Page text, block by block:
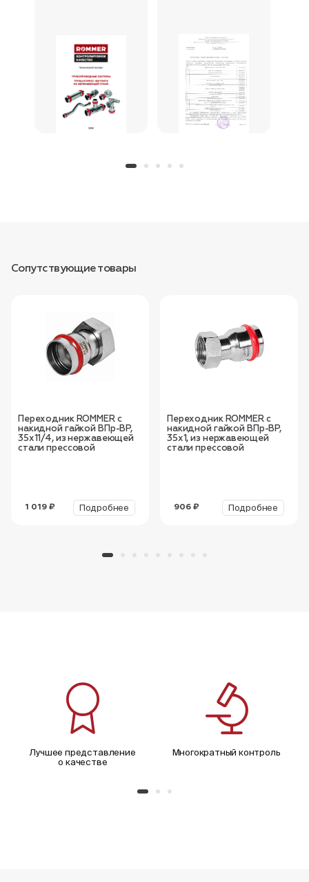
Сопутствующие товары
Переходник ROMMER с
накидной гайкой ВПр-ВР,
35х11/4, из нержавеющей
стали прессовой
1 019 ₽ Подробнее
Переходник ROMMER с
накидной гайкой ВПр-ВР,
35х1, из нержавеющей
стали прессовой
906 ₽ Подробнее
Лучшее представление
о качестве
Многократный контроль